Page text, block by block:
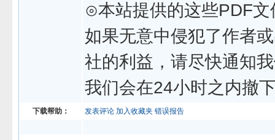
⊙本站提供的这些PDF文
如果无意中侵犯了作者
社的利益，请尽快通知
我们会在24小时之内撤
下载帮助： 发表评论 加入收藏夹 错误报告